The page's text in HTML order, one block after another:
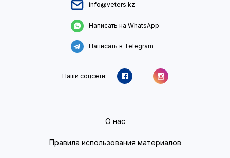
info@veters.kz
Написать на WhatsApp
Написать в Telegram
Наши соцсети:
О нас
Правила использования материалов